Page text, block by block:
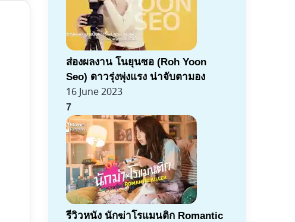
ส่องผลงาน โนยุนซอ (Roh Yoon
Seo) ดาวรุ่งพุ่งแรง น่าจับตามอง
16 June 2023
7
รีวิวหนัง นักฆ่าโรแมนติก Romantic